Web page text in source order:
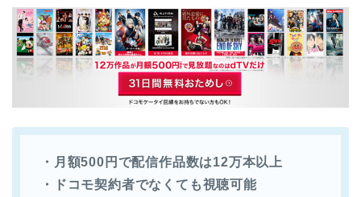
・月額500円で配信作品数は12万本以上
・ドコモ契約者でなくても視聴可能